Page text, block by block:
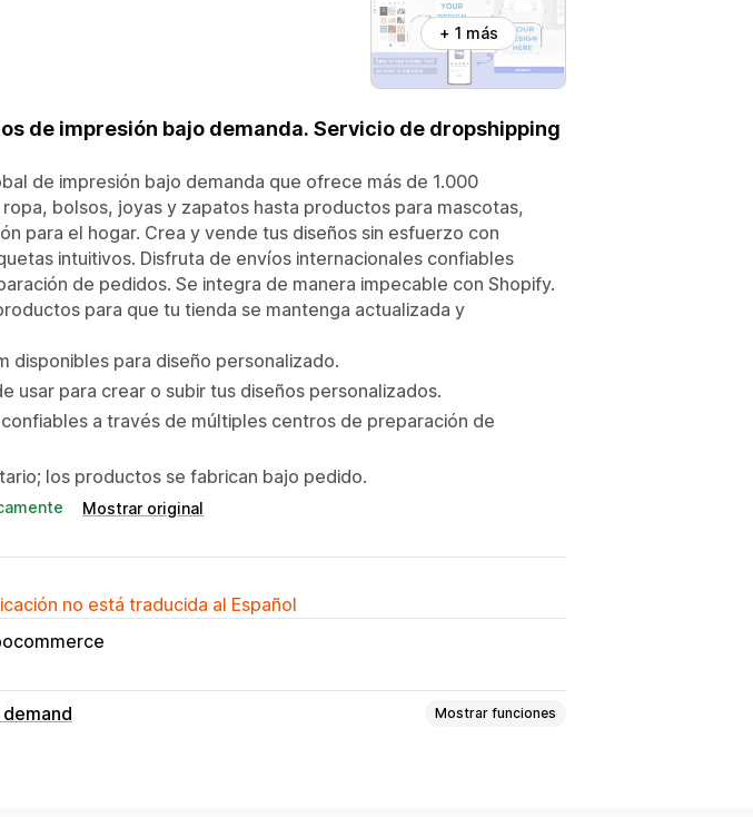
+ 1 más
de impresión bajo demanda. Servicio de dropshipping
de impresión bajo demanda que ofrece más de 1.000
bolsos, joyas y zapatos hasta productos para mascotas,
para el hogar. Crea y vende tus diseños sin esfuerzo con
intuitivos. Disfruta de envíos internacionales confiables
de pedidos. Se integra de manera impecable con Shopify.
para que tu tienda se mantenga actualizada y
disponibles para diseño personalizado.
usar para crear o subir tus diseños personalizados.
a través de múltiples centros de preparación de
los productos se fabrican bajo pedido.
Mostrar original
no está traducida al Español
Mostrar funciones